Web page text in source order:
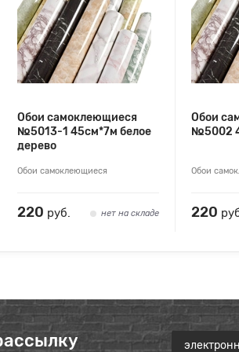
Обои самоклеющиеся
№5013-1 45см*7м белое
дерево
Обои самоклеющиеся
220 руб. нет на складе
Обои
№5002
Обои
220